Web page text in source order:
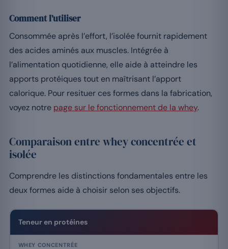
Comment l’utiliser
Consommée après l’effort, l’isolée fournit rapidement
des acides aminés aux muscles. Intégrée à
l’alimentation quotidienne, elle aide à atteindre les
apports protéiques tout en maîtrisant l’apport
calorique. Pour resituer ces formes dans la fabrication,
voyez notre page sur le fonctionnement de la whey.
Comparaison entre whey concentrée et
isolée
Comprendre les distinctions fondamentales entre les
deux formes aide à choisir selon ses objectifs.
Teneur en protéines